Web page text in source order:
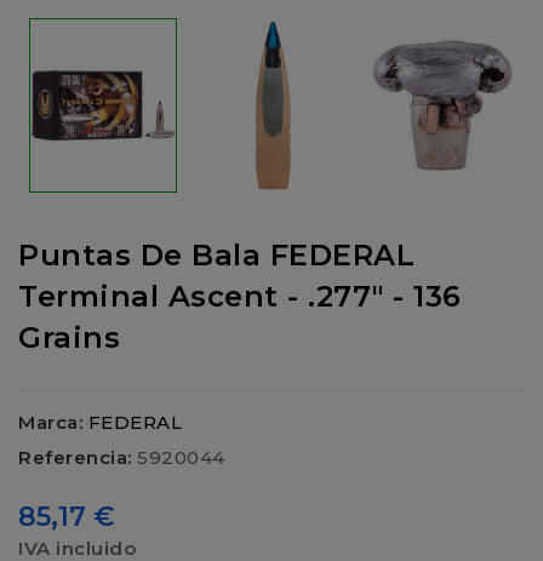
Puntas De Bala FEDERAL
Terminal Ascent - .277" - 136
Grains
Marca: FEDERAL
Referencia: 5920044
85,17 €
IVA incluido